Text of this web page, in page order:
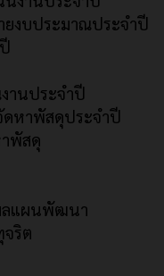
ยงบประมาณประจำปี
านประจำปี
ดหาพัสดุประจำปี
พัสดุ
ลแผนพัฒนา
ริต